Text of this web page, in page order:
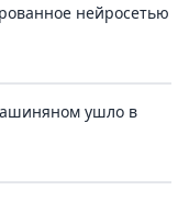
нейросетью
ушло в